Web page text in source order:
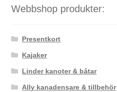
Webbshop produkter:
Presentkort
Kajaker
Linder kanoter & båtar
Ally kanadensare & tillbehör